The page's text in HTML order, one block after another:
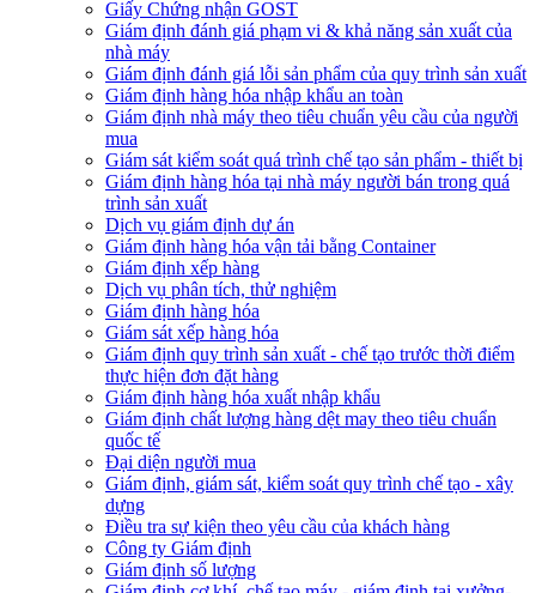
Giấy Chứng nhận GOST
Giám định đánh giá phạm vi & khả năng sản xuất của
nhà máy
Giám định đánh giá lỗi sản phẩm của quy trình sản xuất
Giám định hàng hóa nhập khẩu an toàn
Giám định nhà máy theo tiêu chuẩn yêu cầu của người
mua
Giám sát kiểm soát quá trình chế tạo sản phẩm - thiết bị
Giám định hàng hóa tại nhà máy người bán trong quá
trình sản xuất
Dịch vụ giám định dự án
Giám định hàng hóa vận tải bằng Container
Giám định xếp hàng
Dịch vụ phân tích, thử nghiệm
Giám định hàng hóa
Giám sát xếp hàng hóa
Giám định quy trình sản xuất - chế tạo trước thời điểm
thực hiện đơn đặt hàng
Giám định hàng hóa xuất nhập khẩu
Giám định chất lượng hàng dệt may theo tiêu chuẩn
quốc tế
Đại diện người mua
Giám định, giám sát, kiểm soát quy trình chế tạo - xây
dựng
Điều tra sự kiện theo yêu cầu của khách hàng
Công ty Giám định
Giám định số lượng